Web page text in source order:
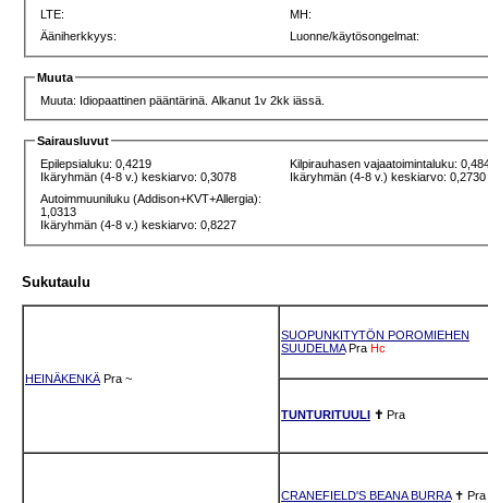
LTE:
MH:
Ääniherkkyys:
Luonne/käytösongelmat:
Muuta
Muuta: Idiopaattinen pääntärinä. Alkanut 1v 2kk iässä.
Sairausluvut
Epilepsialuku: 0,4219
Ikäryhmän (4-8 v.) keskiarvo: 0,3078
Kilpirauhasen vajaatoimintaluku:
Ikäryhmän (4-8 v.) keskiarvo: 0,2730
Autoimmuuniluku (Addison+KVT+Allergia):
1,0313
Ikäryhmän (4-8 v.) keskiarvo: 0,8227
Sukutaulu
HEINÄKENKÄ Pra ~
SUOPUNKITYTÖN POROMIEHEN
SUUDELMA Pra Hc
TUNTURITUULI ✝ Pra
CRANEFIELD'S BEANA BURRA✝ Pra